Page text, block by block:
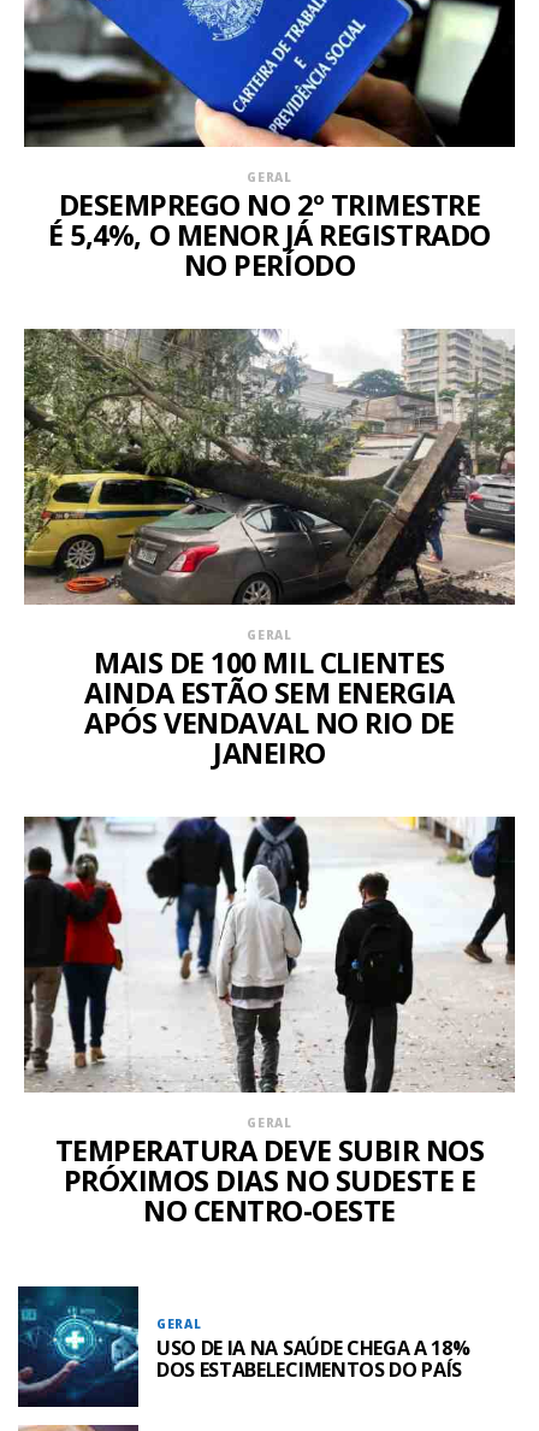
GERAL
DESEMPREGO NO 2º TRIMESTRE
É 5,4%, O MENOR JÁ REGISTRADO
NO PERÍODO
GERAL
MAIS DE 100 MIL CLIENTES
AINDA ESTÃO SEM ENERGIA
APÓS VENDAVAL NO RIO DE
JANEIRO
GERAL
TEMPERATURA DEVE SUBIR NOS
PRÓXIMOS DIAS NO SUDESTE E
NO CENTRO-OESTE
GERAL
USO DE IA NA SAÚDE CHEGA A 18%
DOS ESTABELECIMENTOS DO PAÍS